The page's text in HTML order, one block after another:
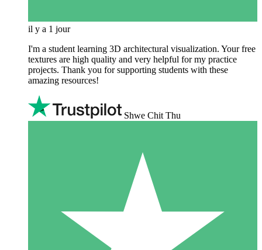
il y a 1 jour
I'm a student learning 3D architectural visualization. Your free
textures are high quality and very helpful for my practice
projects. Thank you for supporting students with these
amazing resources!
Shwe Chit Thu